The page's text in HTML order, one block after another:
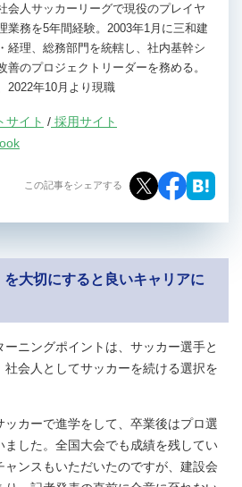
会人サッカーリーグで現役のプレイヤ
業務を5年間経験。2003年1月に三和建
経理、総務部門を統轄し、社内基幹シ
善のプロジェクトリーダーを務める。
2022年10月より現職
サイト / 採用サイト
この記事をシェアする
を大切にすると良いキャリアに
ニングポイントは、サッカー選手と
社会人としてサッカーを続ける選択を
カーで進学をして、卒業後はプロ選
した。全国大会でも成績を残してい
ンスもいただいたのですが、建設会